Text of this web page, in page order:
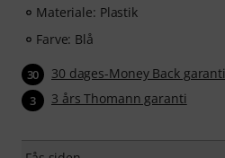
Materiale: Plastik
Farve: Blå
30 30 dages-Money Back garanti
3 3 års Thomann garanti